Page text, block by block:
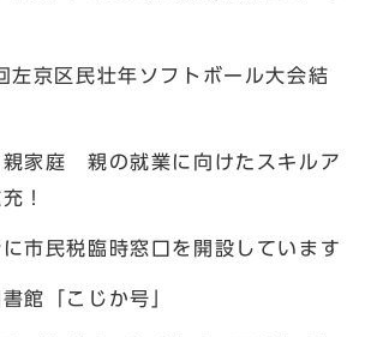
京区民壮年ソフトボール大会結
家庭 親の就業に向けたスキルア
！
民税臨時窓口を開設しています
「こじか号」